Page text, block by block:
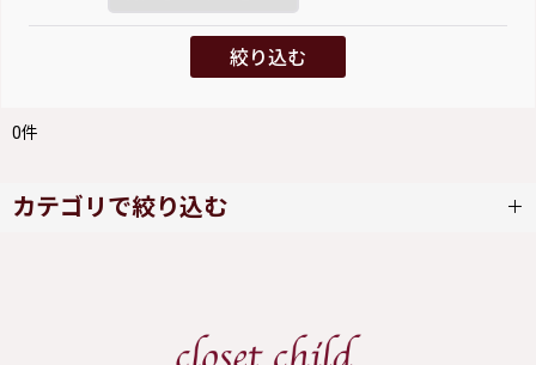
絞り込む
0件
カテゴリで絞り込む